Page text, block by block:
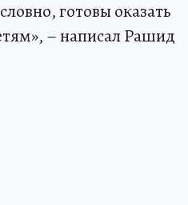
готовы оказать
– написал Рашид